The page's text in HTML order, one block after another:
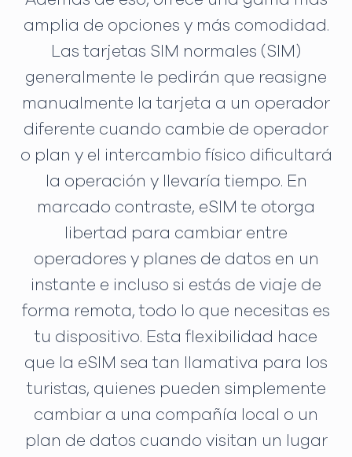
amplia de opciones y más comodidad.
Las tarjetas SIM normales (SIM)
generalmente le pedirán que reasigne
manualmente la tarjeta a un operador
diferente cuando cambie de operador
o plan y el intercambio físico dificultará
la operación y llevaría tiempo. En
marcado contraste, eSIM te otorga
libertad para cambiar entre
operadores y planes de datos en un
instante e incluso si estás de viaje de
forma remota, todo lo que necesitas es
tu dispositivo. Esta flexibilidad hace
que la eSIM sea tan llamativa para los
turistas, quienes pueden simplemente
cambiar a una compañía local o un
plan de datos cuando visitan un lugar